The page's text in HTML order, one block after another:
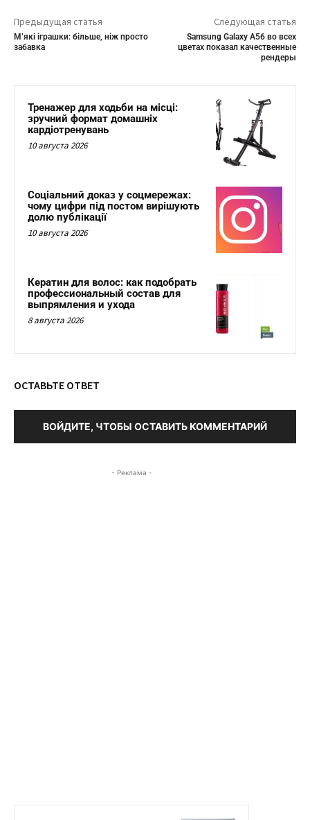
Предыдущая статья
М’які іграшки: більше, ніж просто
забавка
Следующая статья
Samsung Galaxy A56 во всех
цветах показал качественные
рендеры
Тренажер для ходьби на місці:
зручний формат домашніх
кардіотренувань
10 августа 2026
Соціальний доказ у соцмережах:
чому цифри під постом вирішують
долю публікації
10 августа 2026
Кератин для волос: как подобрать
профессиональный состав для
выпрямления и ухода
8 августа 2026
ОСТАВЬТЕ ОТВЕТ
ВОЙДИТЕ, ЧТОБЫ ОСТАВИТЬ КОММЕНТАРИЙ
- Реклама -